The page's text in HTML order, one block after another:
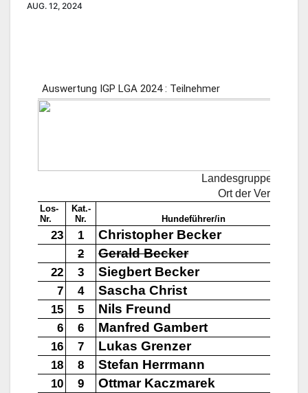
AUG. 12, 2024